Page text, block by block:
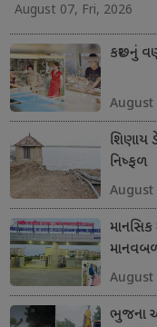
August 07, Fri, 2026
કચ્છનું
August
શિણાય
નિષ્ફળ
August
August
ભુજના